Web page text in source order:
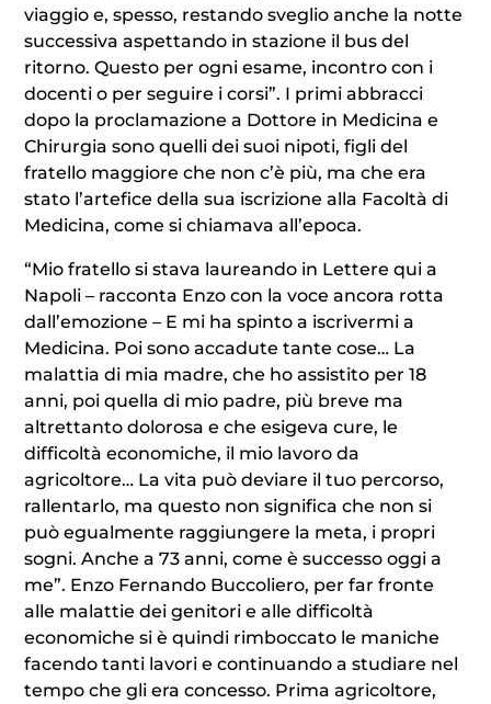
viaggio e, spesso, restando sveglio anche la notte
successiva aspettando in stazione il bus del
ritorno. Questo per ogni esame, incontro con i
docenti o per seguire i corsi”. I primi abbracci
dopo la proclamazione a Dottore in Medicina e
Chirurgia sono quelli dei suoi nipoti, figli del
fratello maggiore che non c’è più, ma che era
stato l’artefice della sua iscrizione alla Facoltà di
Medicina, come si chiamava all’epoca.
“Mio fratello si stava laureando in Lettere qui a
Napoli – racconta Enzo con la voce ancora rotta
dall’emozione – E mi ha spinto a iscrivermi a
Medicina. Poi sono accadute tante cose… La
malattia di mia madre, che ho assistito per 18
anni, poi quella di mio padre, più breve ma
altrettanto dolorosa e che esigeva cure, le
difficoltà economiche, il mio lavoro da
agricoltore… La vita può deviare il tuo percorso,
rallentarlo, ma questo non significa che non si
può egualmente raggiungere la meta, i propri
sogni. Anche a 73 anni, come è successo oggi a
me”. Enzo Fernando Buccoliero, per far fronte
alle malattie dei genitori e alle difficoltà
economiche si è quindi rimboccato le maniche
facendo tanti lavori e continuando a studiare nel
tempo che gli era concesso. Prima agricoltore,